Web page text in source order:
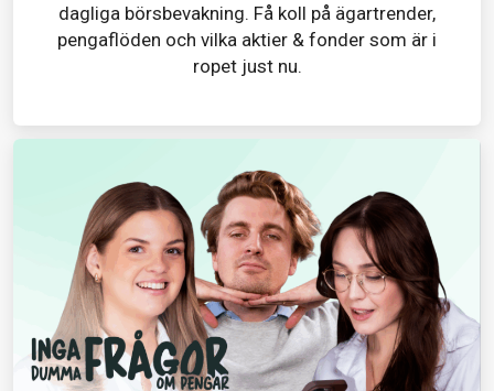
dagliga börsbevakning. Få koll på ägartrender,
pengaflöden och vilka aktier & fonder som är i
ropet just nu.